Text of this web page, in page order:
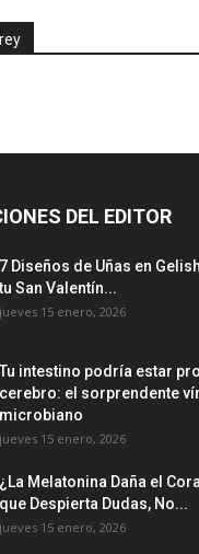
DEL EDITOR
7 Diseños de Uñas en
tu San Valentín...
jueves 15 enero, 2026
Tu intestino podría estar
cerebro: el sorprendente
microbiano
jueves 15 enero, 2026
¿La Melatonina Daña el
que Despierta Dudas, No...
jueves 15 enero, 2026